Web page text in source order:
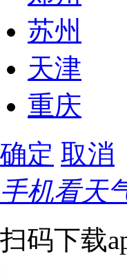
苏州
天津
重庆
确定 取消
手机看天
扫码下载